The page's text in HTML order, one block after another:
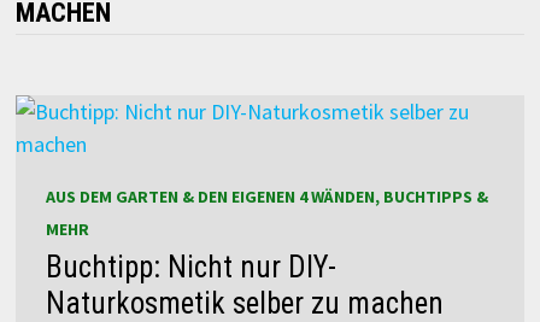
MACHEN
AUS DEM GARTEN & DEN EIGENEN 4 WÄNDEN, BUCHTIPPS &
MEHR
Buchtipp: Nicht nur DIY-
Naturkosmetik selber zu machen